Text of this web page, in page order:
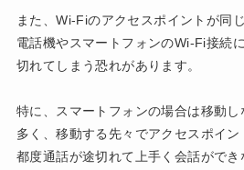
また、Wi-Fiのアクセスポイントが同
電話機やスマートフォンのWi-Fi接続
切れてしまう恐れがあります。
特に、スマートフォンの場合は移動
多く、移動する先々でアクセスポイ
都度通話が途切れて上手く会話がで